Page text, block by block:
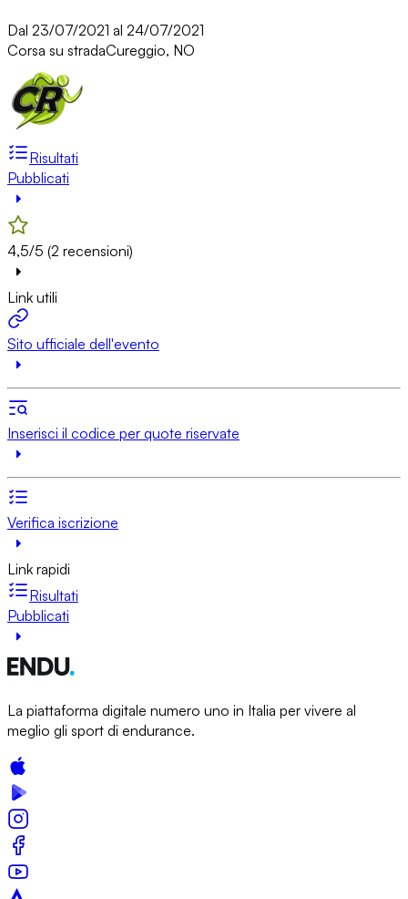
Dal 23/07/2021 al 24/07/2021
Corsa su stradaCureggio, NO
Risultati
Pubblicati
4,5/5 (2 recensioni)
Link utili
Sito ufficiale dell'evento
Inserisci il codice per quote riservate
Verifica iscrizione
Link rapidi
Risultati
Pubblicati
La piattaforma digitale numero uno in Italia per vivere al
meglio gli sport di endurance.